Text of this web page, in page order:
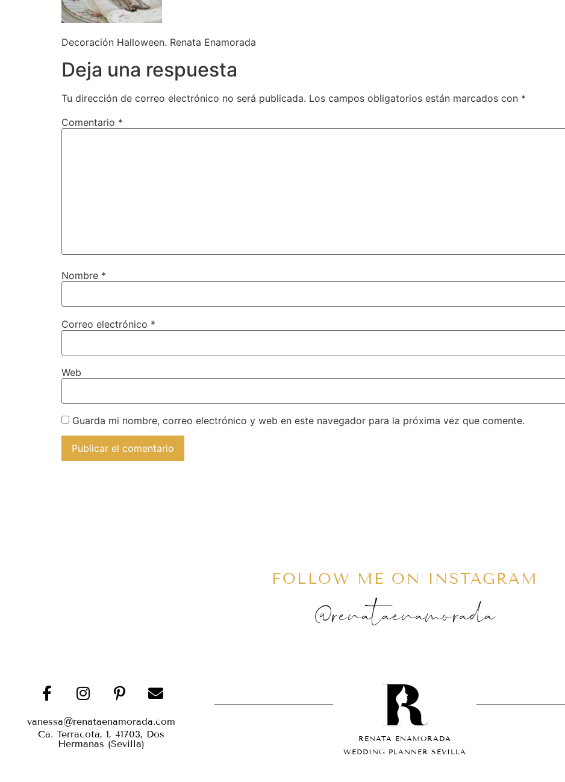
Decoración Halloween. Renata Enamorada
Deja una respuesta
Tu dirección de correo electrónico no será publicada. Los campos obligatorios están marcados con *
Comentario *
Nombre *
Correo electrónico *
Web
Guarda mi nombre, correo electrónico y web en este navegador para la próxima vez que comente.
FOLLOW ME ON INSTAGRAM
@renataenamorada
vanessa@renataenamorada.com
Ca. Terracota, 1, 41703, Dos
Hermanas (Sevilla)
RENATA ENAMORADA
WEDDING PLANNER SEVILLA